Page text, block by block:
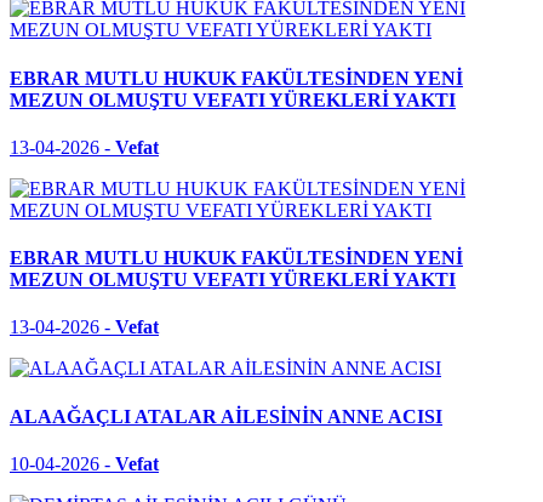
EBRAR MUTLU HUKUK FAKÜLTESİNDEN YENİ
MEZUN OLMUŞTU VEFATI YÜREKLERİ YAKTI
13-04-2026 - Vefat
​​EBRAR MUTLU HUKUK FAKÜLTESİNDEN YENİ
MEZUN OLMUŞTU VEFATI YÜREKLERİ YAKTI
13-04-2026 - Vefat
ALAAĞAÇLI ATALAR AİLESİNİN ANNE ACISI
10-04-2026 - Vefat